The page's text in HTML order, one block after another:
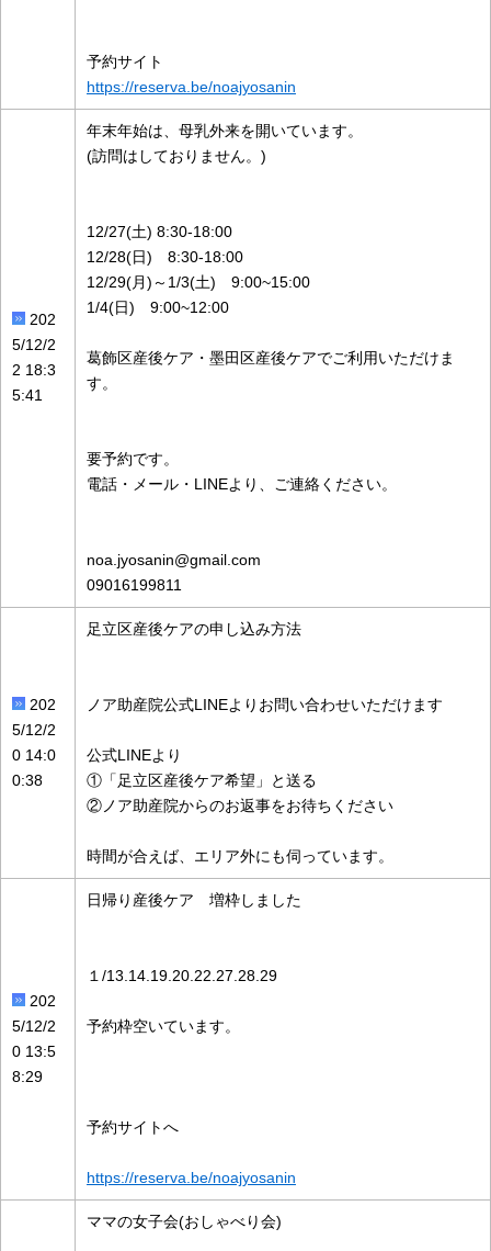
予約サイト
https://reserva.be/noajyosanin
202
5/12/2
2 18:3
5:41
年末年始は、母乳外来を開いています。
(訪問はしておりません。)
12/27(土) 8:30-18:00
12/28(日) 8:30-18:00
12/29(月)～1/3(土) 9:00~15:00
1/4(日) 9:00~12:00
葛飾区産後ケア・墨田区産後ケアでご利用いただけま
す。
要予約です。
電話・メール・LINEより、ご連絡ください。
noa.jyosanin@gmail.com
09016199811
202
5/12/2
0 14:0
0:38
足立区産後ケアの申し込み方法
ノア助産院公式LINEよりお問い合わせいただけます
公式LINEより
①「足立区産後ケア希望」と送る
②ノア助産院からのお返事をお待ちください
時間が合えば、エリア外にも伺っています。
202
5/12/2
0 13:5
8:29
日帰り産後ケア 増枠しました
１/13.14.19.20.22.27.28.29
予約枠空いています。
予約サイトへ
https://reserva.be/noajyosanin
ママの女子会(おしゃべり会)